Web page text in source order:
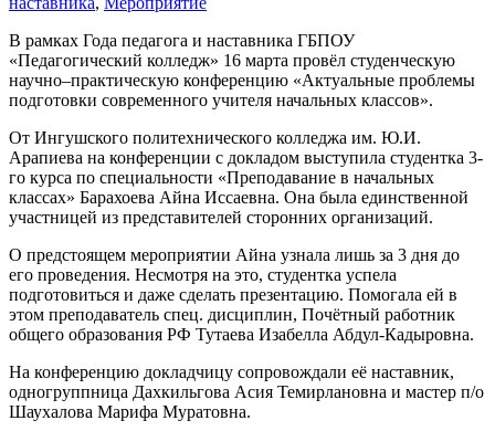
В рамках Года педагога и наставника ГБПОУ
«Педагогический колледж» 16 марта провёл студенческую
научно–практическую конференцию «Актуальные проблемы
подготовки современного учителя начальных классов».
От Ингушского политехнического колледжа им. Ю.И.
Арапиева на конференции с докладом выступила студентка 3-
го курса по специальности «Преподавание в начальных
классах» Барахоева Айна Иссаевна. Она была единственной
участницей из представителей сторонних организаций.
О предстоящем мероприятии Айна узнала лишь за 3 дня до
его проведения. Несмотря на это, студентка успела
подготовиться и даже сделать презентацию. Помогала ей в
этом преподаватель спец. дисциплин, Почётный работник
общего образования РФ Тутаева Изабелла Абдул-Кадыровна.
На конференцию докладчицу сопровождали её наставник,
одногруппница Дахкильгова Асия Темирлановна и мастер п/о
Шаухалова Марифа Муратовна.